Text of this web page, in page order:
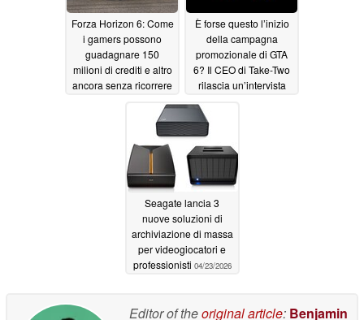
Forza Horizon 6: Come
i gamers possono
guadagnare 150
milioni di crediti e altro
ancora senza ricorrere
È forse questo l’inizio
della campagna
promozionale di GTA
6? Il CEO di Take-Two
rilascia un’intervista
Seagate lancia 3
nuove soluzioni di
archiviazione di massa
per videogiocatori e
professionisti 04/23/2026
Editor of theoriginal article: Benjamin